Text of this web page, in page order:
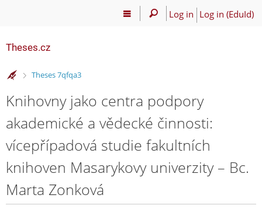
Log in Log in (EduId)
Theses.cz
>
Theses 7qfqa3
Knihovny jako centra podpory
akademické a vědecké činnosti:
vícepřípadová studie fakultních
knihoven Masarykovy univerzity – Bc.
Marta Zonková